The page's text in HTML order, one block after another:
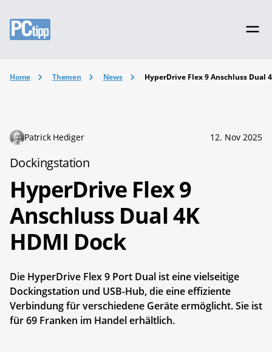
Home Themen News HyperDrive Flex 9 Anschluss Dual
Patrick Hediger 12. Nov 2025
Dockingstation
HyperDrive Flex 9
Anschluss Dual 4K
HDMI Dock
Die HyperDrive Flex 9 Port Dual ist eine vielseitige
Dockingstation und USB-Hub, die eine effiziente
Verbindung für verschiedene Geräte ermöglicht. Sie ist
für 69 Franken im Handel erhältlich.